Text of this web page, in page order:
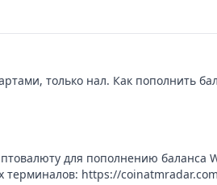
только нал. Как пополнить
для пополнению баланса
терминалов: https://coinatmradar.com